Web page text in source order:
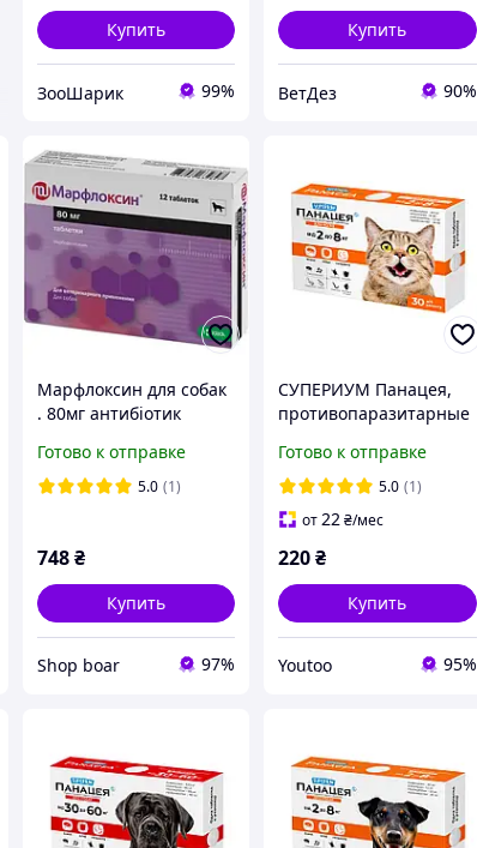
Купить
ЗооШарик 99%
Купить
ВетДез 90%
Марфлоксин для собак
. 80мг антибіотик
Готово к отправке
5.0 (1)
748₴
Купить
Shop boar 97%
СУПЕРИУМ Панацея,
противопаразитарные
кг iq.
Готово к отправке
5.0 (1)
от22 ₴/мес
220₴
Купить
Youtoo 95%